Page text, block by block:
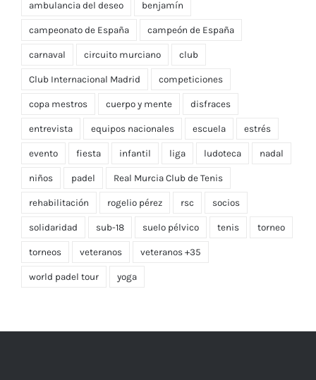
ambulancia del deseo benjamín
campeonato de España campeón de España
carnaval circuito murciano club
Club Internacional Madrid competiciones
copa mestros cuerpo y mente disfraces
entrevista equipos nacionales escuela estrés
evento fiesta infantil liga ludoteca nadal
niños padel Real Murcia Club de Tenis
rehabilitación rogelio pérez rsc socios
solidaridad sub-18 suelo pélvico tenis torneo
torneos veteranos veteranos +35
world padel tour yoga